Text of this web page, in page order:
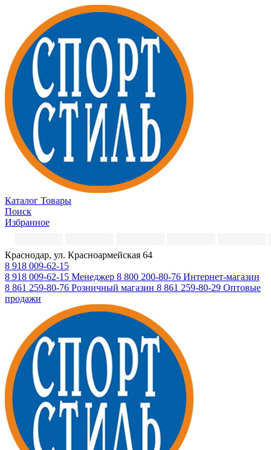
Каталог Товары
Поиск
Избранное
Краснодар, ул. Красноармейская 64
8 918 009-62-15
8 918 009-62-15 Менеджер 8 800 200-80-76 Интернет-магазин
8 861 259-80-76 Розничный магазин 8 861 259-80-29 Оптовые
продажи